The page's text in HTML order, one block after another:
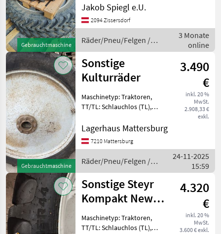
Gebrauchtmaschine
1 Garnitur Pflegeräder,
Firestone 270/95R44 + Mitas
270/80R32, waren auf Steyr
Jakob Spiegl e.U.
2094 Zissersdorf
Räder/Pneu/Felgen /
Firestone
3 Monate
online
Gebrauchtmaschine
Sonstige
Kulturräder
3.490
€
inkl. 20 %
MwSt.
2.908,33 €
exkl.
Maschinetyp: Traktoren,
TT/TL: Schlauchlos (TL),
Pflegeräder 1 Gebrauchte
Kulturräder für Massey
Ferguson Serie 5400 SPUR
Lagerhaus Mattersburg
7210 Mattersburg
Räder/Pneu/Felgen /
Sonstige
24-11-2025
15:59
Sonstige Steyr
Kompakt New
Hollan
4.320
€
inkl. 20 %
MwSt.
3.600 € exkl.
Maschinetyp: Traktoren,
TT/TL: Schlauchlos (TL),